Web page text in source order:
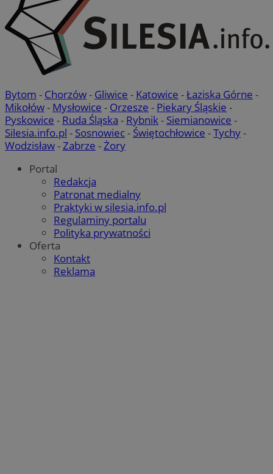
Bytom - Chorzów- Gliwice - Katowice -Łaziska Górne -
Mikołów- Mysłowice - Orzesze - Piekary Śląskie -
Pyskowice - Ruda Śląska - Rybnik- Siemianowice -
Silesia.info.pl - Sosnowiec- Świętochłowice -Tychy-
Wodzisław-Zabrze -Żory
Portal
Redakcja
Patronat medialny
Praktyki w silesia.info.pl
Regulaminy portalu
Polityka prywatności
Oferta
Kontakt
Reklama